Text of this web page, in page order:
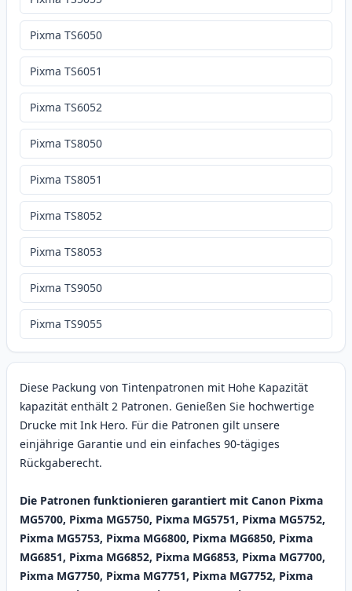
Diese Packung von Tintenpatronen mit Hohe Kapazität
kapazität enthält 2 Patronen. Genießen Sie hochwertige
Drucke mit Ink Hero. Für die Patronen gilt unsere
einjährige Garantie und ein einfaches 90-tägiges
Rückgaberecht.
Die Patronen funktionieren garantiert mit Canon Pixma
MG5700, Pixma MG5750, Pixma MG5751, Pixma MG5752,
Pixma MG5753, Pixma MG6800, Pixma MG6850, Pixma
MG6851, Pixma MG6852, Pixma MG6853, Pixma MG7700,
Pixma MG7750, Pixma MG7751, Pixma MG7752, Pixma
Pixma TS6050
Pixma TS6051
Pixma TS6052
Pixma TS8050
Pixma TS8051
Pixma TS8052
Pixma TS8053
Pixma TS9050
Pixma TS9055